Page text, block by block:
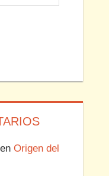
enOrigen del